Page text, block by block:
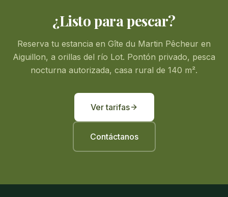
¿Listo para pescar?
Reserva tu estancia en Gîte du Martin Pêcheur en
Aiguillon, a orillas del río Lot. Pontón privado, pesca
nocturna autorizada, casa rural de 140 m².
Ver tarifas
Contáctanos